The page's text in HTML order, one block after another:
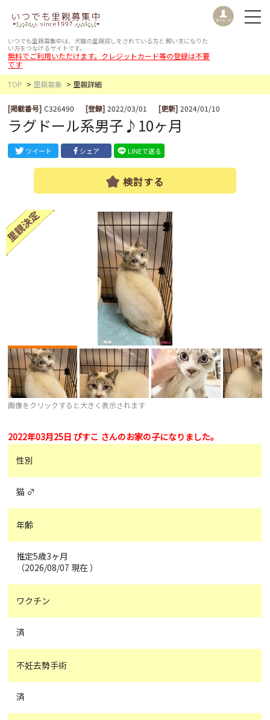
いつでも里親募集中は、犬猫の里親探しをされている方と 飼い主になりた
い方をつなげるサイトです。
無料でご利用いただけます。クレジットカード等の登録は不要
です
TOP
里親募集 里親詳細
[掲載番号] C326490 [登録] 2022/03/01 [更新] 2024/01/10
ラグドール系男子♪10ヶ月
ツイート シェア LINEで送る
検討する
画像をクリックすると大きく表示されます
2022年03月25日 ぴすこ さんのお家の子になりました。
性別
猫 ♂
年齢
推定5歳3ヶ月
（2026/08/07 現在 ）
ワクチン
済
不妊去勢手術
済